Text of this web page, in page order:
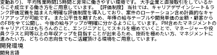
変動あり)、 平均残業時間15時間と非常に働きやすい環境です。 大手企業と直接取引をしているか
らこそ成立する働き方をご用意しています。 【評価制度】 当社では、キャリアデザインシート＆ラ
ンク評価定義を踏まえた明確な評価制度を導入しており、案件のローテーション含め計画的なキャ
リアアップが可能です。 また公平性を期すため、年俸の給与テーブルや開発単価の金額・顧客から
のFBを全て公開し、今後の給与アップが明確に分かるようにしています。 PM含めたマネジメントの
キャリアパスはもちろんのこと、エンジニアとしてスキルを極めていくことで、マネージャーや役
員クラスと同等以上の年収アップを目指すことが出来るため、技術を極めたい方、マネジメントに
進みたい方、どちらの志向性でもご活躍頂ける環境をご用意しています。
開発環境
開発言語